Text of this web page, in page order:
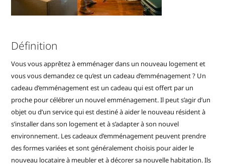
Définition
Vous vous apprêtez à emménager dans un nouveau logement et
vous vous demandez ce qu’est un cadeau d’emménagement ? Un
cadeau d’emménagement est un cadeau qui est offert par un
proche pour célébrer un nouvel emménagement. Il peut s’agir d’un
objet ou d’un service qui est destiné à aider le nouveau résident à
s’installer dans son logement et à s’adapter à son nouvel
environnement. Les cadeaux d’emménagement peuvent prendre
des formes variées et sont généralement choisis pour aider le
nouveau locataire à meubler et à décorer sa nouvelle habitation. Ils